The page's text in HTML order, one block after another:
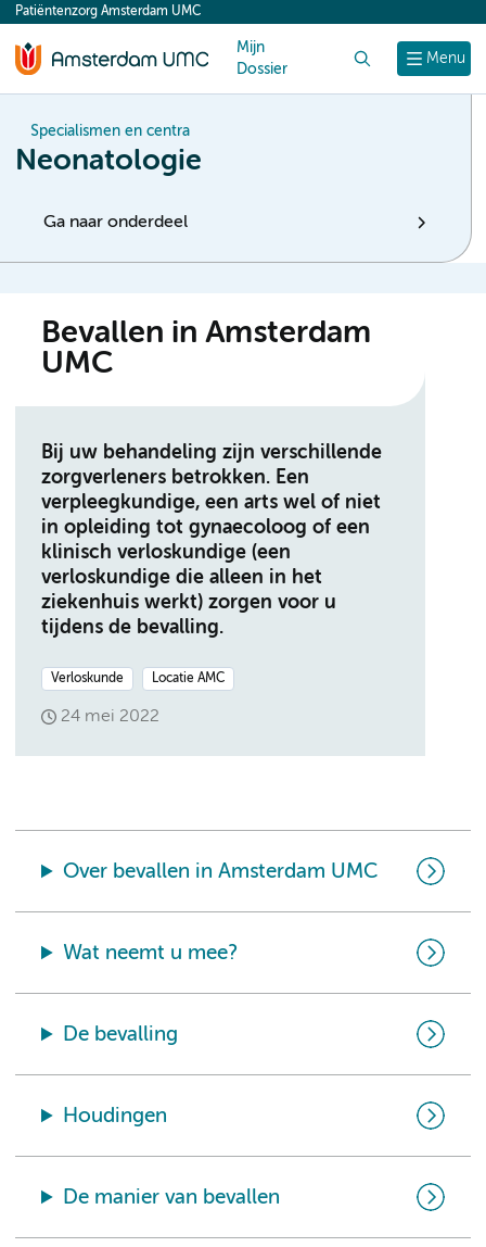
content
Menu
Patiëntenzorg Amsterdam UMC
Mijn
Dossier
Specialismen en centra
Neonatologie
Ga naar onderdeel
Bevallen in Amsterdam
UMC
Bij uw behandeling zijn verschillende
zorgverleners betrokken. Een
verpleegkundige, een arts wel of niet
in opleiding tot gynaecoloog of een
klinisch verloskundige (een
verloskundige die alleen in het
ziekenhuis werkt) zorgen voor u
tijdens de bevalling.
Verloskunde Locatie AMC
24 mei 2022
Over bevallen in Amsterdam UMC
Wat neemt u mee?
De bevalling
Houdingen
De manier van bevallen